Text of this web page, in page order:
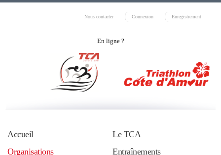
Nous contacter Connexion Enregistrement
En ligne ?
Accueil
Le TCA
Organisations
Entraînements